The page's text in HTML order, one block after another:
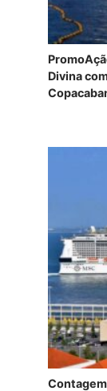
Divina